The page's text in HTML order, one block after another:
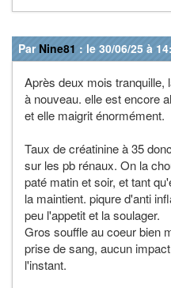
Par Nine81 : le 30/06/25 à
Après deux mois tranquille,
à nouveau. elle est encore
et elle maigrit énormément.
Taux de créatinine à 35
sur les pb rénaux. On la
paté matin et soir, et tant
la maintient. piqure d'anti
peu l'appetit et la soulager.
Gros souffle au coeur bien
prise de sang, aucun
l'instant.